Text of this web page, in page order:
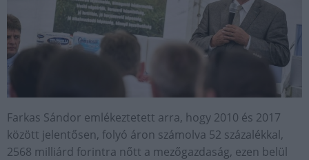
Farkas Sándor emlékeztetett arra, hogy 2010 és 2017
között jelentősen, folyó áron számolva 52 százalékkal,
2568 milliárd forintra nőtt a mezőgazdaság, ezen belül